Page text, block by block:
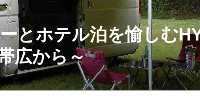
とホテル泊を愉しむ
広から～